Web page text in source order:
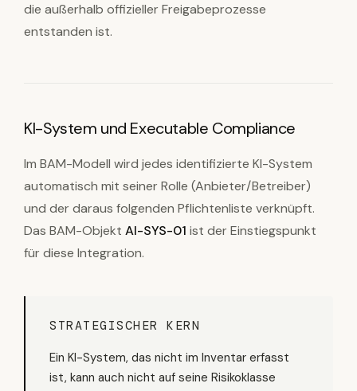
die außerhalb offizieller Freigabeprozesse
entstanden ist.
KI-System und Executable Compliance
Im BAM-Modell wird jedes identifizierte KI-System
automatisch mit seiner Rolle (Anbieter/Betreiber)
und der daraus folgenden Pflichtenliste verknüpft.
Das BAM-Objekt AI-SYS-01 ist der Einstiegspunkt
für diese Integration.
STRATEGISCHER KERN
Ein KI-System, das nicht im Inventar erfasst
ist, kann auch nicht auf seine Risikoklasse